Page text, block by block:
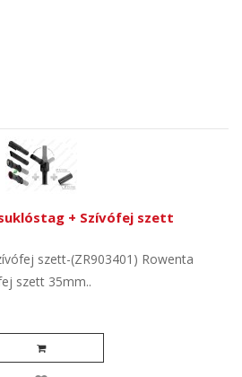
+ Szívófej szett
szett-(ZR903401) Rowenta
szett 35mm..